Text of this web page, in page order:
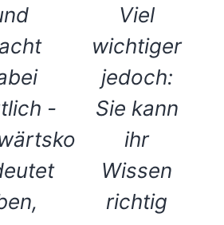
-
Viel
wichtiger
jedoch:
Sie kann
ihr
Wissen
richtig